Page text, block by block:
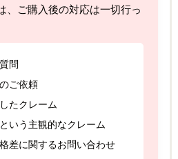
、ご購入後の対応は一切行っ
問
ご依頼
たクレーム
いう主観的なクレーム
差に関するお問い合わせ